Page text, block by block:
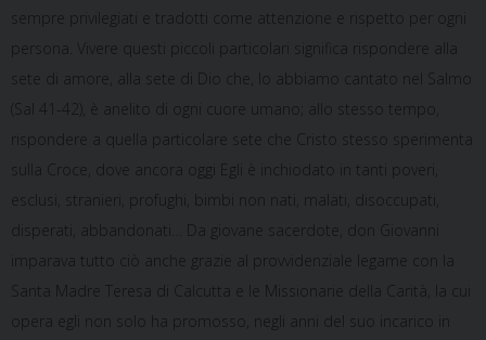
sempre privilegiati e tradotti come attenzione e rispetto per ogni
persona. Vivere questi piccoli particolari significa rispondere alla
sete di amore, alla sete di Dio che, lo abbiamo cantato nel Salmo
(Sal 41-42), è anelito di ogni cuore umano; allo stesso tempo,
rispondere a quella particolare sete che Cristo stesso sperimenta
sulla Croce, dove ancora oggi Egli è inchiodato in tanti poveri,
esclusi, stranieri, profughi, bimbi non nati, malati, disoccupati,
disperati, abbandonati… Da giovane sacerdote, don Giovanni
imparava tutto ciò anche grazie al provvidenziale legame con la
Santa Madre Teresa di Calcutta e le Missionarie della Carità, la cui
opera egli non solo ha promosso, negli anni del suo incarico in